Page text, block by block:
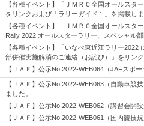
【各種イベント】「ＪＭＲＣ全国オールスタ
をリンクおよび「ラリーガイド１」を掲載しま
【各種イベント】「ＪＭＲＣ全国オールスタ
Rally 2022 オールスターラリー、スペシャル
【各種イベント】「いなべ東近江ラリー
部併催実施解消のご連絡（お詫び）」をリンク
【ＪＡＦ】公示No.2022-WEB064（JAFスポ
【ＪＡＦ】公示No.2022-WEB063（自動車競
ました。
【ＪＡＦ】公示No.2022-WEB062（講習会開
【ＪＡＦ】公示No.2022-WEB061（国内競技